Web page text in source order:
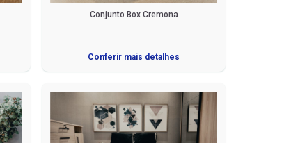
Conjunto Box Cremona
Conferir mais detalhes